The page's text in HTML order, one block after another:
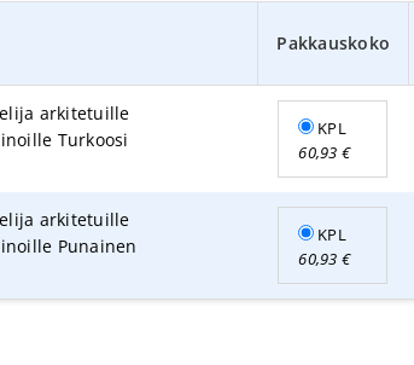
Pakkauskoko
arkitetuille
Turkoosi
KPL
60,93 €
arkitetuille
Punainen
KPL
60,93 €